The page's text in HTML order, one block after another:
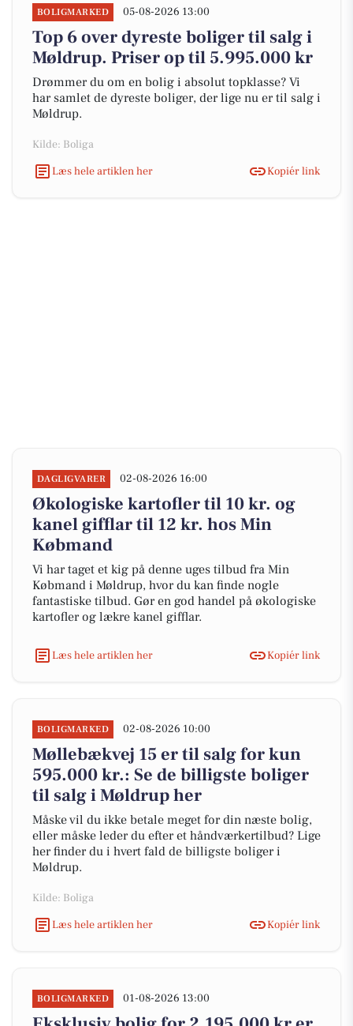
BOLIGMARKED 05-08-2026 13:00
Top 6 over dyreste boliger til salg i
Møldrup. Priser op til 5.995.000 kr
Drømmer du om en bolig i absolut topklasse? Vi
har samlet de dyreste boliger, der lige nu er til salg i
Møldrup.
Kilde: Boliga
Læs hele artiklen her
Kopiér link
DAGLIGVARER 02-08-2026 16:00
Økologiske kartofler til 10 kr. og
kanel gifflar til 12 kr. hos Min
Købmand
Vi har taget et kig på denne uges tilbud fra Min
Købmand i Møldrup, hvor du kan finde nogle
fantastiske tilbud. Gør en god handel på økologiske
kartofler og lækre kanel gifflar.
Læs hele artiklen her Kopiér link
BOLIGMARKED 02-08-2026 10:00
Møllebækvej 15 er til salg for kun
595.000 kr.: Se de billigste boliger
til salg i Møldrup her
Måske vil du ikke betale meget for din næste bolig,
eller måske leder du efter et håndværkertilbud? Lige
her finder du i hvert fald de billigste boliger i
Møldrup.
Kilde: Boliga
Læs hele artiklen her
Kopiér link
BOLIGMARKED 01-08-2026 13:00